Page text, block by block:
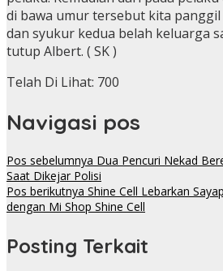
di bawa umur tersebut kita
dan syukur kedua belah keluarga
tutup Albert. ( SK )
Telah Di Lihat: 700
Navigasi pos
Pos sebelumnya Dua Pencuri Nekad
Saat Dikejar Polisi
Pos berikutnya Shine Cell Lebarkan
dengan Mi Shop Shine Cell
Posting Terkait